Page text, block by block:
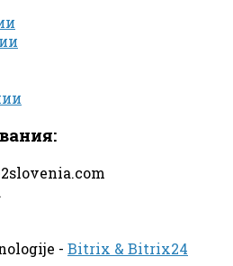
- Bitrix & Bitrix24